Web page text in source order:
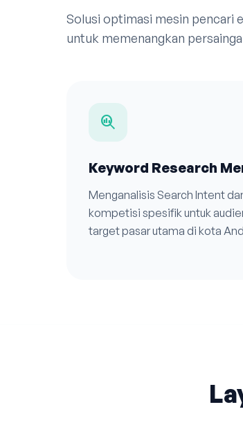
Solusi optimasi mesin pencari
untuk memenangkan
search_insights
Keyword Research
Menganalisis Search Intent
kompetisi spesifik untuk
target pasar utama di kota